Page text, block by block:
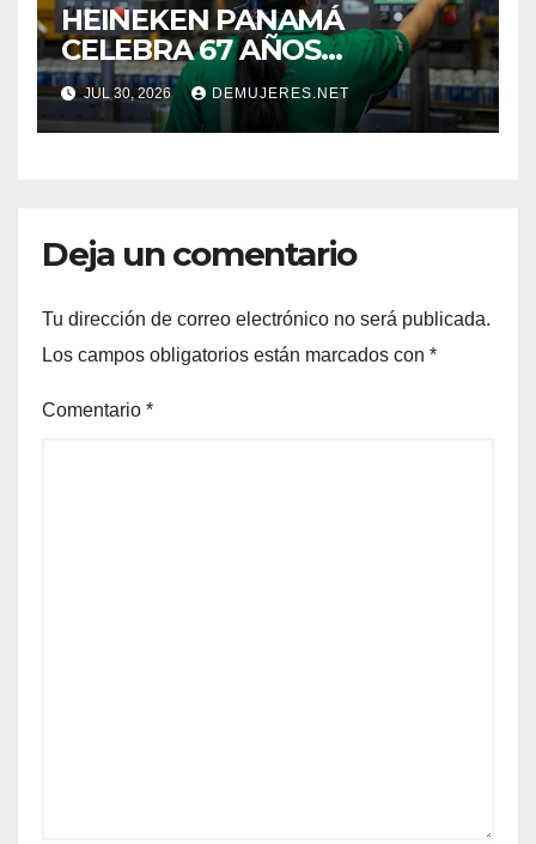
HEINEKEN PANAMÁ
CELEBRA 67 AÑOS
IMPULSANDO EL
CRECIMIENTO DE LA
INDUSTRIA CERVECERA Y
JUL 30, 2026 DEMUJERES.NET
Deja un comentario
Tu dirección de correo electrónico no será publicada.
Los campos obligatorios están marcados con *
Comentario *